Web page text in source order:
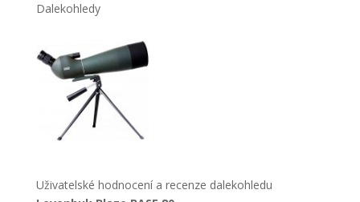
Dalekohledy
Uživatelské hodnocení a recenze dalekohledu